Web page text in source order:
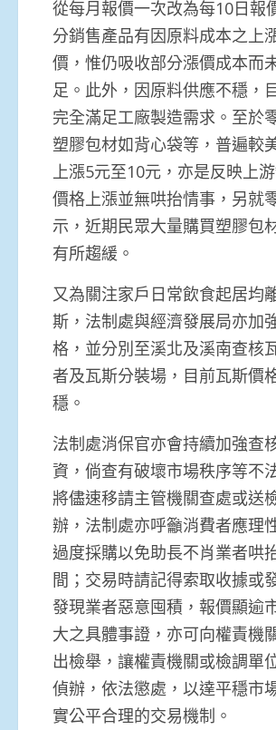
從每月報價一次改為每10日報
分銷售產品有因原料成本之上
價，惟仍吸收部分漲價成本而
足。此外，因原料供應不穩，
完全滿足工廠製造需求。至於
塑膠包材如背心袋等，普遍較
上漲5元至10元，亦是反映上
價格上漲並無哄抬情事，另就
示，近期民眾大量購買塑膠包
有所趨緩。
又為關注家戶日常飲食起居均
斯，法制處與經濟發展局亦加
格，並分別至溪北及溪南查核
者及瓦斯分裝場，目前瓦斯價
穩。
法制處消保官亦會持續加強查
資，倘查有破壞市場秩序等不
將儘速移請主管機關查處或送
辦，法制處亦呼籲消費者應理
過度採購以免助長不肖業者哄
間；交易時請記得索取收據或
發現業者惡意囤積，報價顯逾
大之具體事證，亦可向權責機
出檢舉，讓權責機關或檢調單
偵辦，依法懲處，以達平穩市
實公平合理的交易機制。